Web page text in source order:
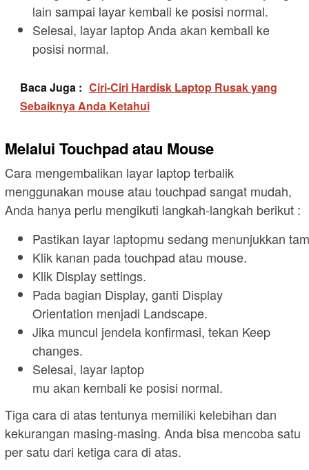
lain sampai layar kembali ke posisi normal.
Selesai, layar laptop Anda akan kembali ke
posisi normal.
Baca Juga : Ciri-Ciri Hardisk Laptop Rusak yang
Sebaiknya Anda Ketahui
Melalui Touchpad atau Mouse
Cara mengembalikan layar laptop terbalik
menggunakan mouse atau touchpad sangat mudah,
Anda hanya perlu mengikuti langkah-langkah berikut :
Pastikan layar laptopmu sedang menunjukkan
Klik kanan pada touchpad atau mouse.
Klik Display settings.
Pada bagian Display, ganti Display
Orientation menjadi Landscape.
Jika muncul jendela konfirmasi, tekan Keep
changes.
Selesai, layar laptop
mu akan kembali ke posisi normal.
Tiga cara di atas tentunya memiliki kelebihan dan
kekurangan masing-masing. Anda bisa mencoba satu
per satu dari ketiga cara di atas.